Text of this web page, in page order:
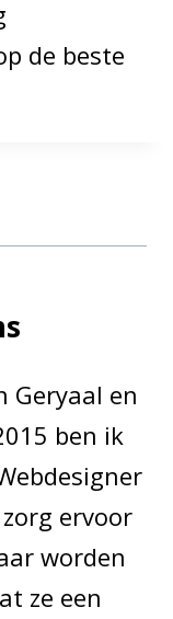
de beste
Geryaal en
ben ik
ervoor
worden
ze een